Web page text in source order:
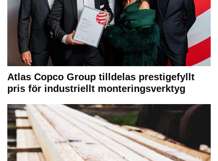
Atlas Copco Group tilldelas prestigefyllt
pris för industriellt monteringsverktyg